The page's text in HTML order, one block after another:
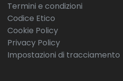
Termini e condizioni
Codice Etico
Cookie Policy
Privacy Policy
Impostazioni di tracciamento